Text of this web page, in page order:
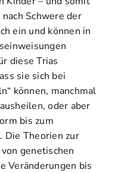
Schwere der
ein und können in
diese Trias
sie sich bei
können, manchmal
oder aber
bis zum
Die Theorien zur
genetischen
Veränderungen bis